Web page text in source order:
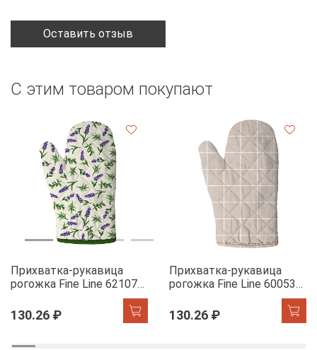
Оставить отзыв
С этим товаром покупают
Прихватка-рукавица
рогожка Fine Line 62107-1
130.26 ₽
Прихватка-рукавица
рогожка Fine Line 60053-1
130.26 ₽